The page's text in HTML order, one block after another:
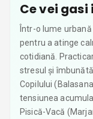
Ce vei
Într-o lume
pentru a atinge
cotidiană.
stresul și
Copilului
tensiunea
Pisică-Vacă